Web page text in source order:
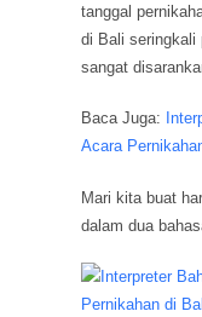
tanggal
di Bali seringkali
sangat
Baca Juga:
Acara
Mari kita buat
dalam dua